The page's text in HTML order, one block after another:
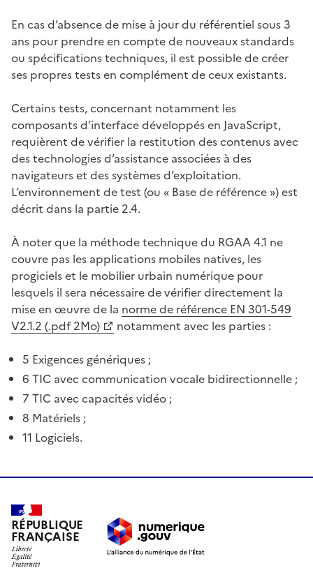
En cas d’absence de mise à jour du référentiel sous 3
ans pour prendre en compte de nouveaux standards
ou spécifications techniques, il est possible de créer
ses propres tests en complément de ceux existants.
Certains tests, concernant notamment les
composants d’interface développés en JavaScript,
requièrent de vérifier la restitution des contenus avec
des technologies d’assistance associées à des
navigateurs et des systèmes d’exploitation.
L’environnement de test (ou « Base de référence ») est
décrit dans la partie 2.4.
À noter que la méthode technique du RGAA 4.1 ne
couvre pas les applications mobiles natives, les
progiciels et le mobilier urbain numérique pour
lesquels il sera nécessaire de vérifier directement la
mise en œuvre de la norme de référence EN 301-549
V2.1.2 (.pdf 2Mo)
notamment avec les parties :
5 Exigences génériques ;
6 TIC avec communication vocale bidirectionnelle ;
7 TIC avec capacités vidéo ;
8 Matériels ;
11 Logiciels.
RÉPUBLIQUE
FRANÇAISE